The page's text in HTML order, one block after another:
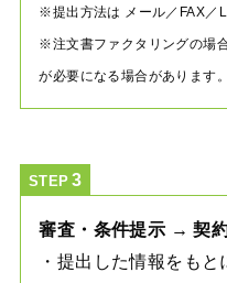
※提出方法は メール／FAX／
※注文書ファクタリングの場
が必要になる場合があります。
STEP
審査・条件提示 → 契
・提出した情報をもと